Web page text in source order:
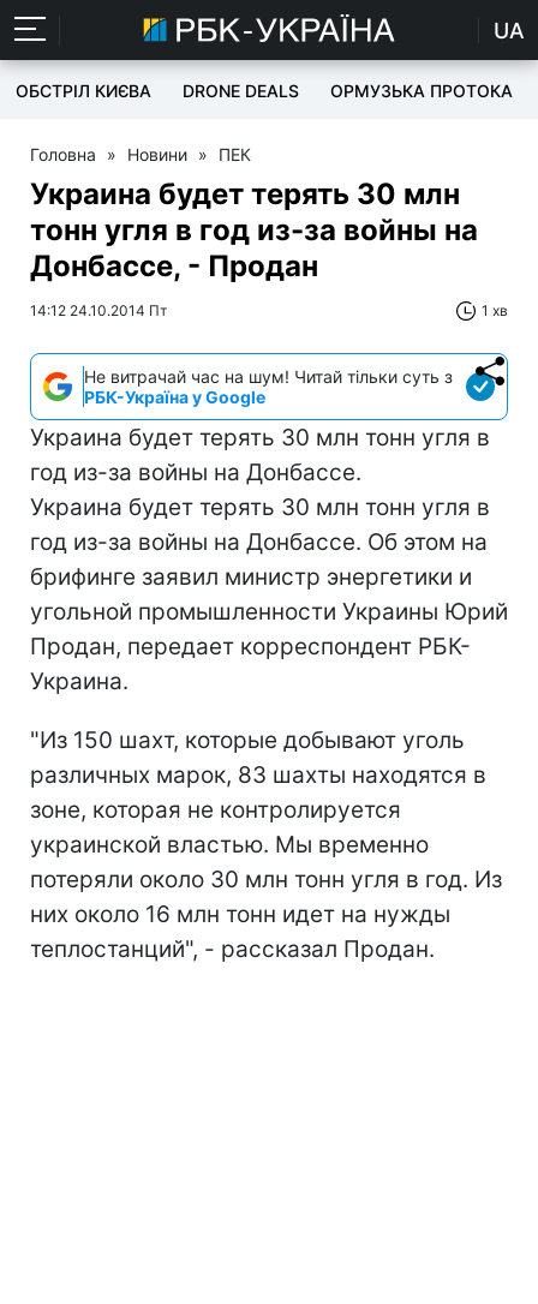
UA
ОБСТРІЛ КИЄВА DRONE DEALS ОРМУЗЬКА ПРОТОКА
Головна » Новини » ПЕК
Украина будет терять 30 млн
тонн угля в год из-за войны на
Донбассе, - Продан
14:12 24.10.2014 Пт 1 хв
Не витрачай час на шум! Читай тільки суть з
РБК-Україна у Google
Украина будет терять 30 млн тонн угля в
год из-за войны на Донбассе.
Украина будет терять 30 млн тонн угля в
год из-за войны на Донбассе. Об этом на
брифинге заявил министр энергетики и
угольной промышленности Украины Юрий
Продан, передает корреспондент РБК-
Украина.
"Из 150 шахт, которые добывают уголь
различных марок, 83 шахты находятся в
зоне, которая не контролируется
украинской властью. Мы временно
потеряли около 30 млн тонн угля в год. Из
них около 16 млн тонн идет на нужды
теплостанций", - рассказал Продан.